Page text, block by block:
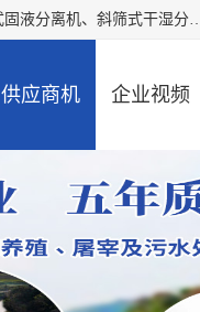
河南精拓环保设备有限公司（咨询电话：18595569755），主营产品：水力筛式固液分离机、水切式固液分离机、斜筛式干湿分离机、养猪场固液分离机、斜筛式固液分离机、屠
供应商机 企业视频